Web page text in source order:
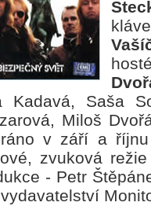
Kadavá, Saša
Miloš
v září a
zvuková
- Petr